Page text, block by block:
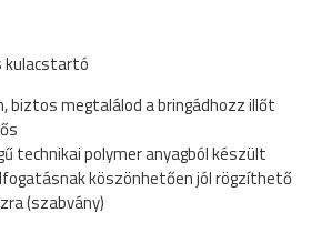
kulacstartó
biztos megtalálod a bringádhozz illőt
technikai polymer anyagból készült
köszönhetően jól rögzíthető
(szabvány)